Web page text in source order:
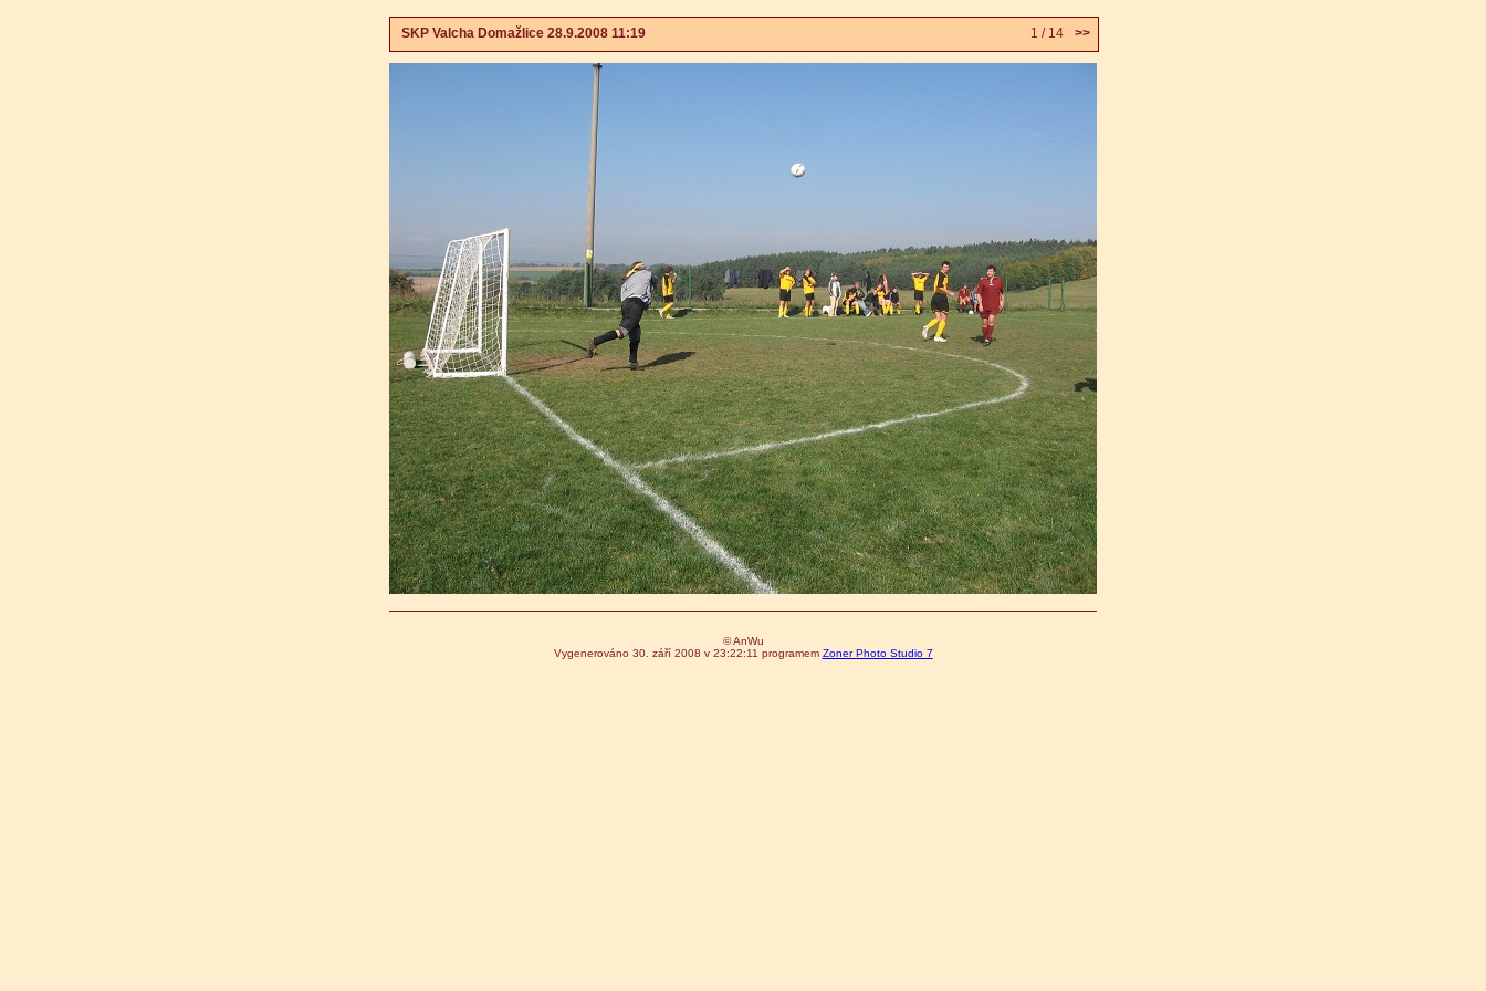
SKP Valcha Domažlice 28.9.2008 11:19 1 / 14 >>
© AnWu
Vygenerováno 30. září 2008 v 23:22:11 programem Zoner Photo Studio 7